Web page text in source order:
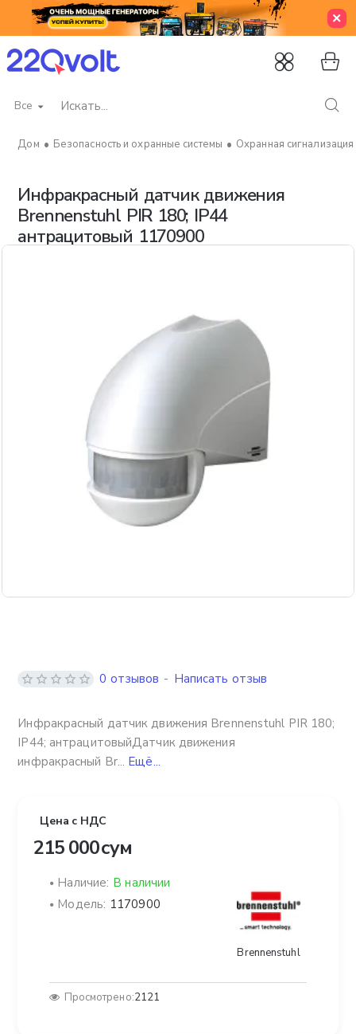
Все
Искать...
Инфракрасный датчик движения
Brennenstuhl PIR 180; IP44
антрацитовый 1170900
Безопасность и охранные системы Охранная сигнализация
Инфракрасный датчик движения Brennenstuhl PIR 180;
IP44; антрацитовыйДатчик движения
инфракрасный Br... Ещё...
0 отзывов - Написать отзыв
Цена с НДС
215 000 сум
Наличие: В наличии
Модель: 1170900
Brennenstuhl
Просмотрено:2121